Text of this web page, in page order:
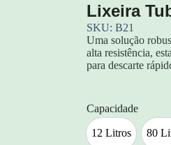
Lixeira
SKU: B21
Uma solução
alta resistência,
para descarte
Capacidade
12 Litros12 Litros80